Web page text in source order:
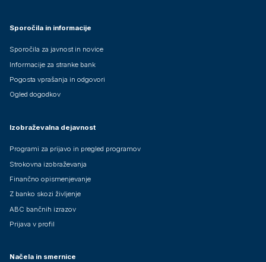
Sporočila in informacije
Sporočila za javnost in novice
Informacije za stranke bank
Pogosta vprašanja in odgovori
Ogled dogodkov
Izobraževalna dejavnost
Programi za prijavo in pregled programov
Strokovna izobraževanja
Finančno opismenjevanje
Z banko skozi življenje
ABC bančnih izrazov
Prijava v profil
Načela in smernice